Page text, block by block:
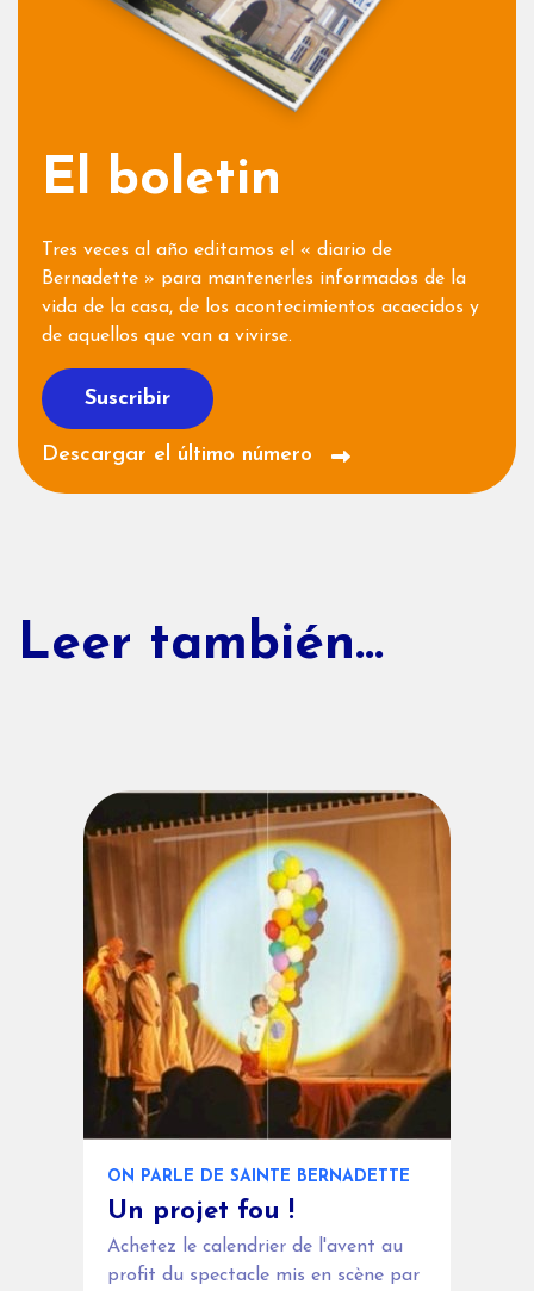
El boletin
Tres veces al año editamos el « diario de
Bernadette » para mantenerles informados de la
vida de la casa, de los acontecimientos acaecidos y
de aquellos que van a vivirse.
Suscribir
Descargar el último número
Leer también...
ON PARLE DE SAINTE BERNADETTE
Un projet fou !
Achetez le calendrier de l'avent au
profit du spectacle mis en scène par